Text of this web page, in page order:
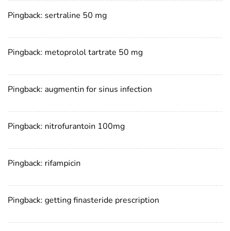
Pingback: sertraline 50 mg
Pingback: metoprolol tartrate 50 mg
Pingback: augmentin for sinus infection
Pingback: nitrofurantoin 100mg
Pingback: rifampicin
Pingback: getting finasteride prescription